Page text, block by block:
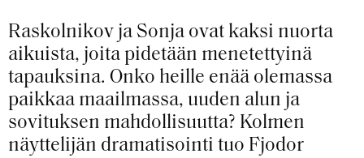
Raskolnikov ja Sonja ovat kaksi nuorta
aikuista, joita pidetään menetettyinä
tapauksina. Onko heille enää olemassa
paikkaa maailmassa, uuden alun ja
sovituksen mahdollisuutta? Kolmen
näyttelijän dramatisointi tuo Fjodor